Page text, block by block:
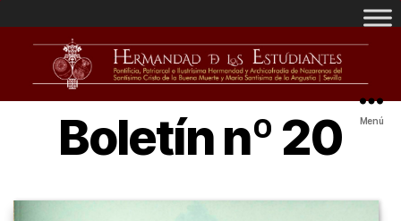
Menú
Boletín nº 20